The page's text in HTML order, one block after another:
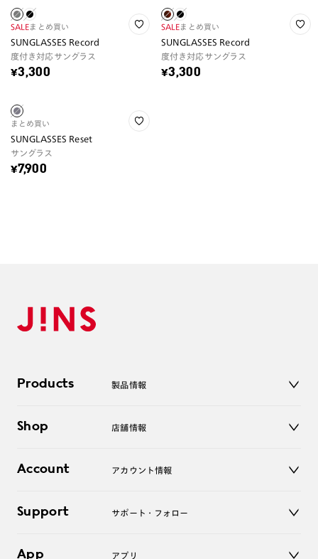
SALEまとめ買い
SUNGLASSES Record
度付き対応サングラス
¥3,300
SALEまとめ買い
SUNGLASSES Record
度付き対応サングラス
¥3,300
まとめ買い
SUNGLASSES Reset
サングラス
¥7,900
Products 製品情報
サングラス
コンタクトレンズ
アクセサリー
Shop 店舗情報
オンラインショップ
Account アカウント情報
ログアウト
Support サポート・フォロー
App アプリ